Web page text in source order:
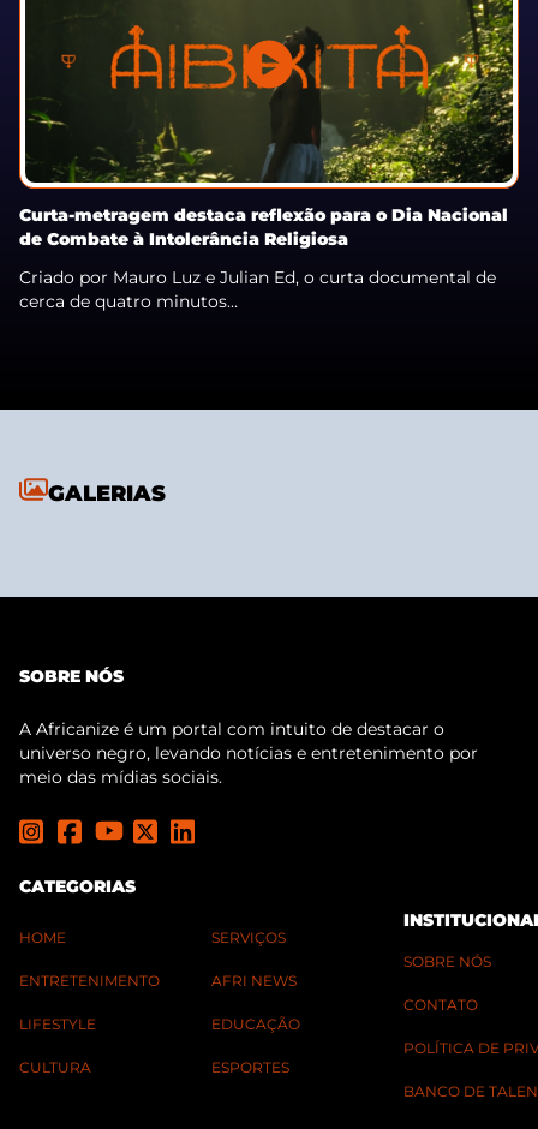
Curta-metragem destaca reflexão para o Dia Nacional
de Combate à Intolerância Religiosa
Criado por Mauro Luz e Julian Ed, o curta documental de
cerca de quatro minutos...
GALERIAS
SOBRE NÓS
A Africanize é um portal com intuito de destacar o
universo negro, levando notícias e entretenimento por
meio das mídias sociais.
CATEGORIAS
HOME
ENTRETENIMENTO
LIFESTYLE
CULTURA
SERVIÇOS
AFRI NEWS
EDUCAÇÃO
ESPORTES
SOBRE NÓS
CONTATO
POLÍTICA DE
BANCO DE